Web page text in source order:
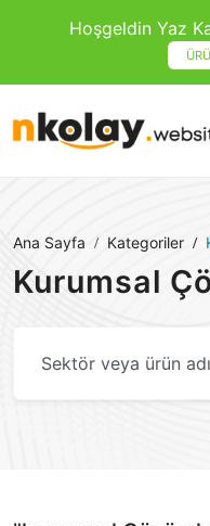
Hoşgeldin Yaz
Ana Sayfa Kategoriler
Kurumsal